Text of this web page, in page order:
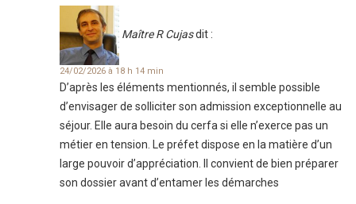
Maître R Cujasdit :
24/02/2026 à 18 h 14 min
D’après les éléments mentionnés, il semble possible
d’envisager de solliciter son admission exceptionnelle au
séjour. Elle aura besoin du cerfa si elle n’exerce pas un
métier en tension. Le préfet dispose en la matière d’un
large pouvoir d’appréciation. Il convient de bien préparer
son dossier avant d’entamer les démarches